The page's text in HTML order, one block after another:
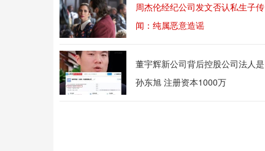
周杰伦经纪公司发文否认私生子传
闻：纯属恶意造谣
董宇辉新公司背后控股公司法人是
孙东旭 注册资本1000万